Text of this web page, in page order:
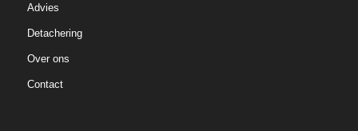
Advies
Detachering
Over ons
Contact